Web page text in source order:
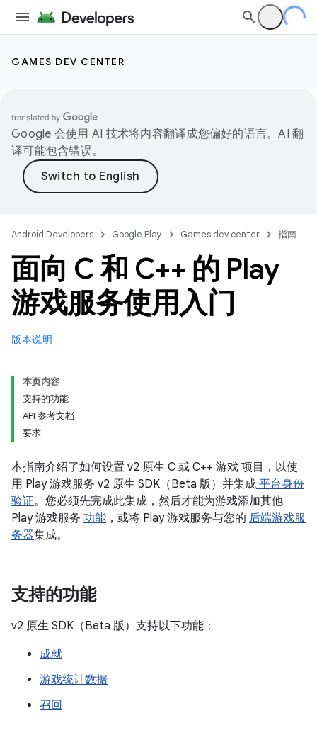
GAMES DEV CENTER
Google 会使用 AI 技术将内容翻译成您偏好的语言。AI 翻
译可能包含错误。
Android Developers Google Play Games dev center 指南
面向 C 和 C++ 的 Play
游戏服务使用入门
版本说明
本页内容
支持的功能
API 参考文档
要求
本指南介绍了如何设置 v2 原生 C 或 C++ 游戏 项目，以使
用 Play 游戏服务 v2 原生 SDK（Beta 版）并集成 平台身份
验证。您必须先完成此集成，然后才能为游戏添加其他
Play 游戏服务 功能 ，或将 Play 游戏服务与您的 后端游戏服
务器集成。
支持的功能
v2 原生 SDK（Beta 版）支持以下功能：
成就
游戏统计数据
召回